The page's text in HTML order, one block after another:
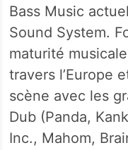
Bass Music
Sound System.
maturité
travers l’Europe
scène avec les
Dub (Panda,
Inc., Mahom,